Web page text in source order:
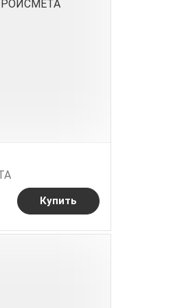
Купить